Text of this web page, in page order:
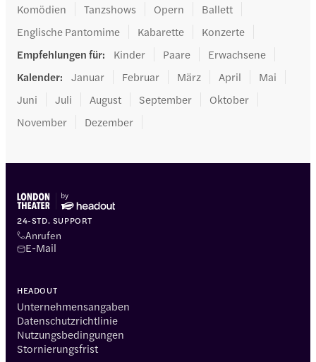
Komödien
Tanzshows Opern
Ballett
Englische Pantomime
Kabarette
Konzerte
Empfehlungen für: Kinder Paare
Erwachsene
Kalender: Januar Februar März April
Mai
Juni
Juli August September
Oktober
November
Dezember
24-STD. SUPPORT
Anrufen
E-Mail
HEADOUT
Unternehmensangaben
Datenschutzrichtlinie
Nutzungsbedingungen
Stornierungsfrist